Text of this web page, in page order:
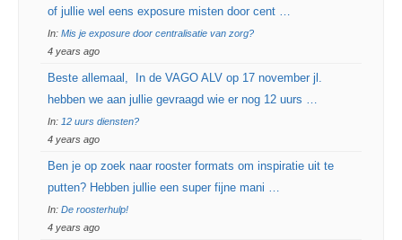
of jullie wel eens exposure misten door cent …
In: Mis je exposure door centralisatie van zorg?
4 years ago
Beste allemaal, In de VAGO ALV op 17 november jl.
hebben we aan jullie gevraagd wie er nog 12 uurs …
In: 12 uurs diensten?
4 years ago
Ben je op zoek naar rooster formats om inspiratie uit te
putten? Hebben jullie een super fijne mani …
In: De roosterhulp!
4 years ago